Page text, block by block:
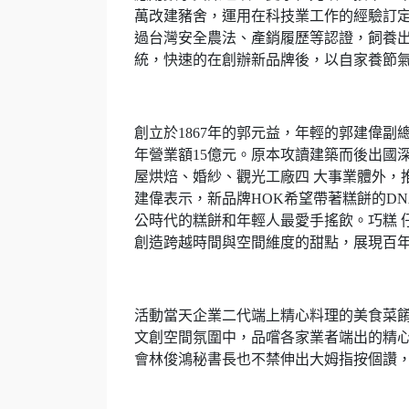
萬改建豬舍，運用在科技業工作的經驗訂
過台灣安全農法、產銷履歷等認證，飼養
統，快速的在創辦新品牌後，以自家養節
創立於1867年的郭元益，年輕的郭建偉副
年營業額15億元。原本攻讀建築而後出國
屋烘焙、婚紗、觀光工廠四 大事業體外，
建偉表示，新品牌HOK希望帶著糕餅的
公時代的糕餅和年輕人最愛手搖飲。巧糕
創造跨越時間與空間維度的甜點，展現百
活動當天企業二代端上精心料理的美食菜
文創空間氛圍中，品嚐各家業者端出的精
會林俊鴻秘書長也不禁伸出大姆指按個讚